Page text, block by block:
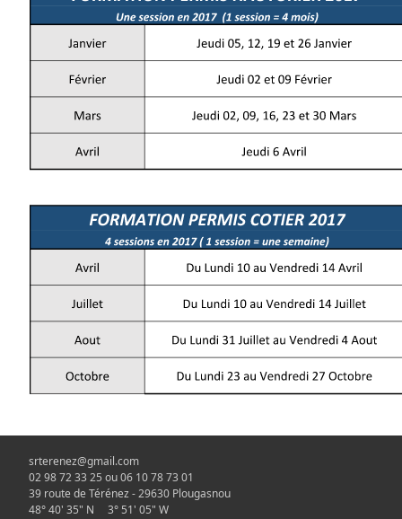
srterenez@gmail.com
02 98 72 33 25 ou 06 10 78 73 01
39 route de Térénez - 29630 Plougasnou
48° 40' 35" N 3° 51' 05" W